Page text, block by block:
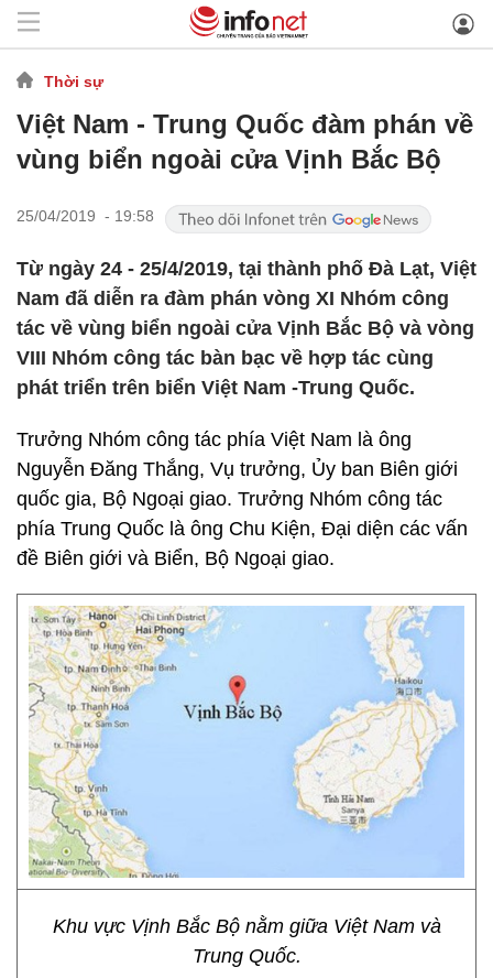
Thời sự
Việt Nam - Trung Quốc đàm phán về
vùng biển ngoài cửa Vịnh Bắc Bộ
25/04/2019 - 19:58
Từ ngày 24 - 25/4/2019, tại thành phố Đà Lạt, Việt
Nam đã diễn ra đàm phán vòng XI Nhóm công
tác về vùng biển ngoài cửa Vịnh Bắc Bộ và vòng
VIII Nhóm công tác bàn bạc về hợp tác cùng
phát triển trên biển Việt Nam -Trung Quốc.
Trưởng Nhóm công tác phía Việt Nam là ông
Nguyễn Đăng Thắng, Vụ trưởng, Ủy ban Biên giới
quốc gia, Bộ Ngoại giao. Trưởng Nhóm công tác
phía Trung Quốc là ông Chu Kiện, Đại diện các vấn
đề Biên giới và Biển, Bộ Ngoại giao.
Khu vực Vịnh Bắc Bộ nằm giữa Việt Nam và
Trung Quốc.